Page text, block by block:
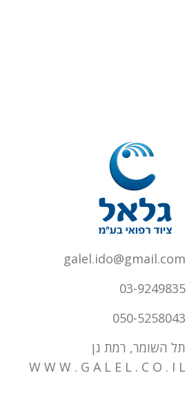
galel.ido@gmail.com
03-9249835
050-5258043
תל השומר, רמת גן
W W W . G A L E L . C O . I L